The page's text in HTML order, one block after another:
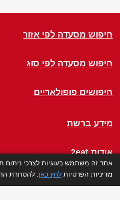
חיפוש מסעדה לפי אזור
חיפוש מסעדה לפי סוג
חיפושים פופולאריים
מידע ברשת
אודות 2eat
Table
אתר זה משתמש בעוגיות לצרכי ניתוח
מדיניות הפרטיות לחץ כאן . להסתרת